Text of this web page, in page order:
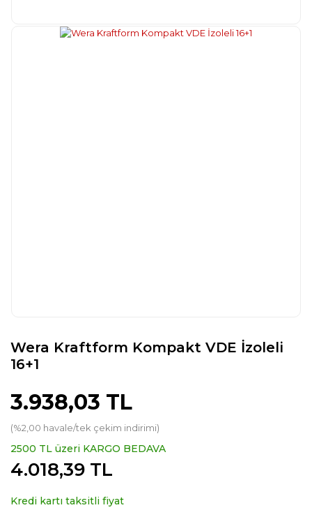
Wera Kraftform Kompakt VDE İzoleli
16+1
3.938,03 TL
(%2,00 havale/tek çekim indirimi)
2500 TL üzeri KARGO BEDAVA
4.018,39 TL
Kredi kartı taksitli fiyat